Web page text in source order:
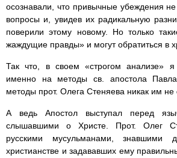
осознавали, что привычные убеждения
вопросы и, увидев их радикальную
поверили этому новому. Но только
жаждущие правды» и могут обратиться в
Так что, в своем «строгом анализе» я
именно на методы св. апостола
методы прот. Олега Стеняева никак им не
А ведь Апостол выступал перед
слышавшими о Христе. Прот. Олег
русскими мусульманами, знавшими
христианстве и задававших ему